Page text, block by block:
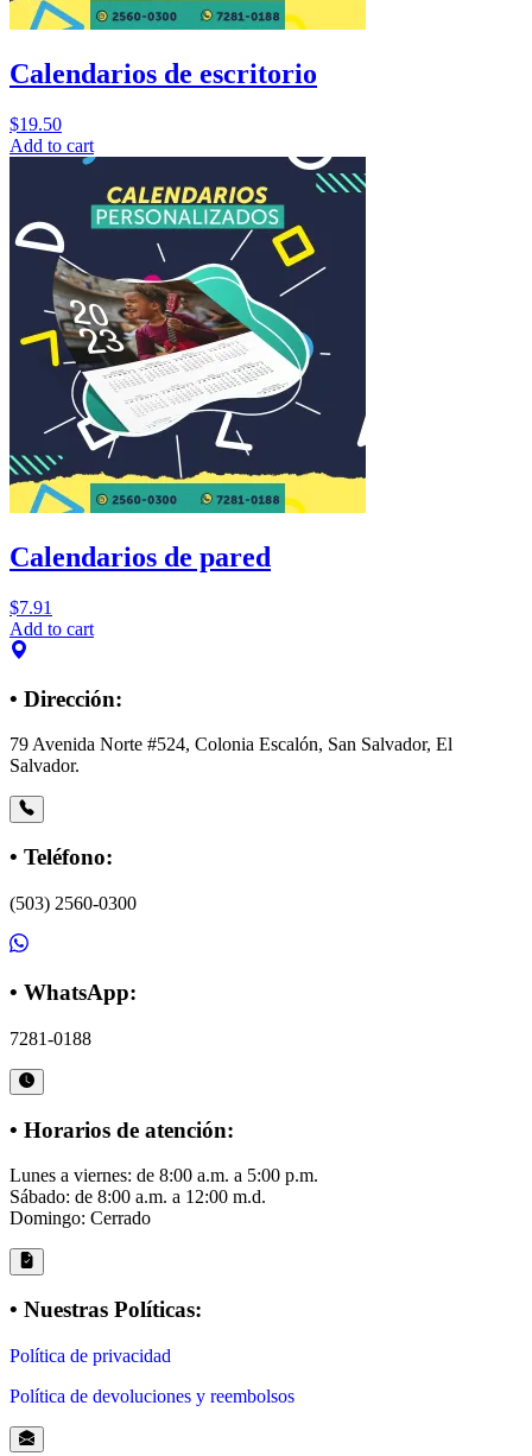
Calendarios de escritorio
$19.50
Add to cart
Calendarios de pared
$7.91
Add to cart
• Dirección:
79 Avenida Norte #524, Colonia Escalón, San Salvador, El
Salvador.
• Teléfono:
(503) 2560-0300
• WhatsApp:
7281-0188
• Horarios de atención:
Lunes a viernes: de 8:00 a.m. a 5:00 p.m.
Sábado: de 8:00 a.m. a 12:00 m.d.
Domingo: Cerrado
• Nuestras Políticas:
Política de privacidad
Política de devoluciones y reembolsos